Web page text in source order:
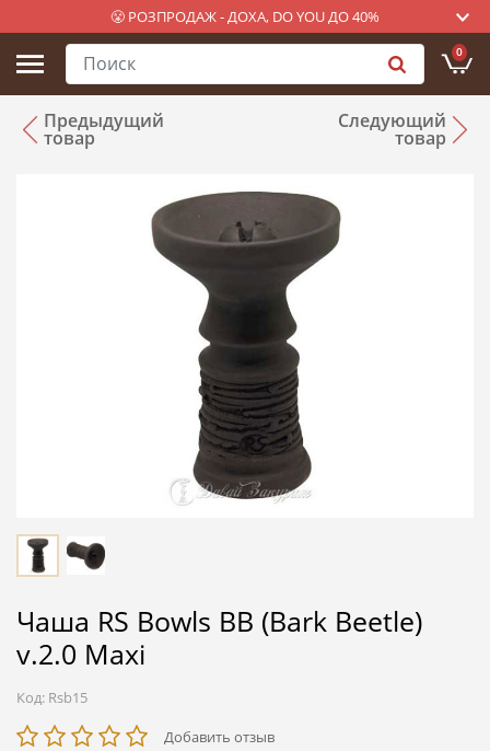
😤 РОЗПРОДАЖ - ДОХА, DO YOU ДО 40%
0
Предыдущий
товар
Следующий
товар
Чаша RS Bowls BB (Bark Beetle)
v.2.0 Maxi
Код: Rsb15
Добавить отзыв